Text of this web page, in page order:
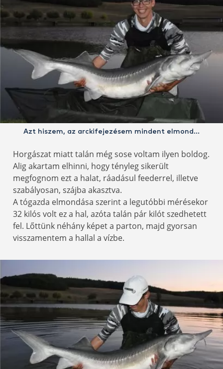
Azt hiszem, az arckifejezésem mindent elmond…
Horgászat miatt talán még sose voltam ilyen boldog.
Alig akartam elhinni, hogy tényleg sikerült
megfognom ezt a halat, ráadásul feederrel, illetve
szabályosan, szájba akasztva.
A tógazda elmondása szerint a legutóbbi mérésekor
32 kilós volt ez a hal, azóta talán pár kilót szedhetett
fel. Lőttünk néhány képet a parton, majd gyorsan
visszamentem a hallal a vízbe.